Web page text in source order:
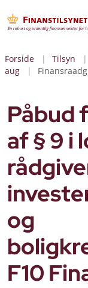
Forside Tilsyn
aug
Påbud
af § 9 i
og
F10